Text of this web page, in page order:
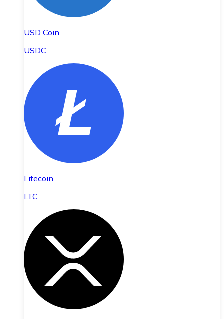
USD Coin
USDC
Litecoin
LTC